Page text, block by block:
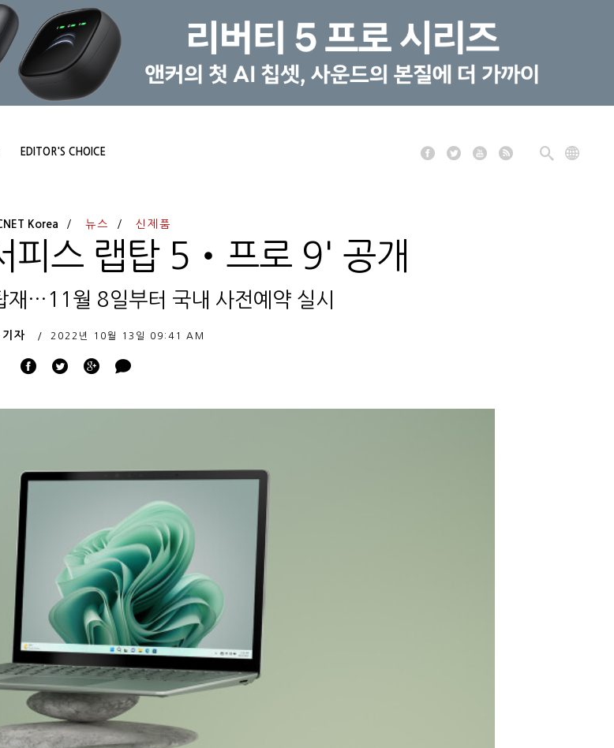
EDITOR'S CHOICE
Korea 뉴스 신제품
피스 랩탑 5‧프로 9' 공개
재…11월 8일부터 국내 사전예약 실시
자 2022년 10월 13일 09:41 AM